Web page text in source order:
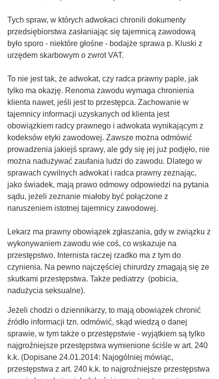
Tych spraw, w których adwokaci chronili dokumenty
przedsiębiorstwa zasłaniając się tajemnicą zawodową
było sporo - niektóre głośne - bodajże sprawa p. Kluski z
urzędem skarbowym o zwrot VAT.
To nie jest tak, że adwokat, czy radca prawny paple, jak
tylko ma okazję. Renoma zawodu wymaga chronienia
klienta nawet, jeśli jest to przestępca. Zachowanie w
tajemnicy informacji uzyskanych od klienta jest
obowiązkiem radcy prawnego i adwokata wynikającym z
kodeksów etyki zawodowej. Zawsze można odmówić
prowadzenia jakiejś sprawy, ale gdy się jej już podjęło, nie
można nadużywać zaufania ludzi do zawodu. Dlatego w
sprawach cywilnych adwokat i radca prawny zeznając,
jako świadek, mają prawo odmowy odpowiedzi na pytania
sądu, jeżeli zeznanie miałoby być połączone z
naruszeniem istotnej tajemnicy zawodowej.
Lekarz ma prawny obowiązek zgłaszania, gdy w związku z
wykonywaniem zawodu wie coś, co wskazuje na
przestępstwo. Internista raczej rzadko ma z tym do
czynienia. Na pewno najczęściej chirurdzy zmagają się ze
skutkami przestępstwa. Także pediatrzy (pobicia,
nadużycia seksualne).
Jeżeli chodzi o dziennikarzy, to mają obowiązek chronić
źródło informacji tzn. odmówić, skąd wiedzą o danej
sprawie, w tym także o przestępstwie - wyjątkiem są tylko
najgroźniejsze przestępstwa wymienione ściśle w art. 240
k.k. (Dopisane 24.01.2014: Najogólniej mówiąc,
przestępstwa z art. 240 k.k. to najgroźniejsze przestępstwa